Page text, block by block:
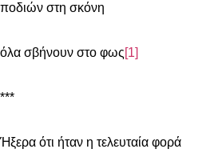
ποδιών στη σκόνη
όλα σβήνουν στο φως[1]
***
Ήξερα ότι ήταν η τελευταία φορά